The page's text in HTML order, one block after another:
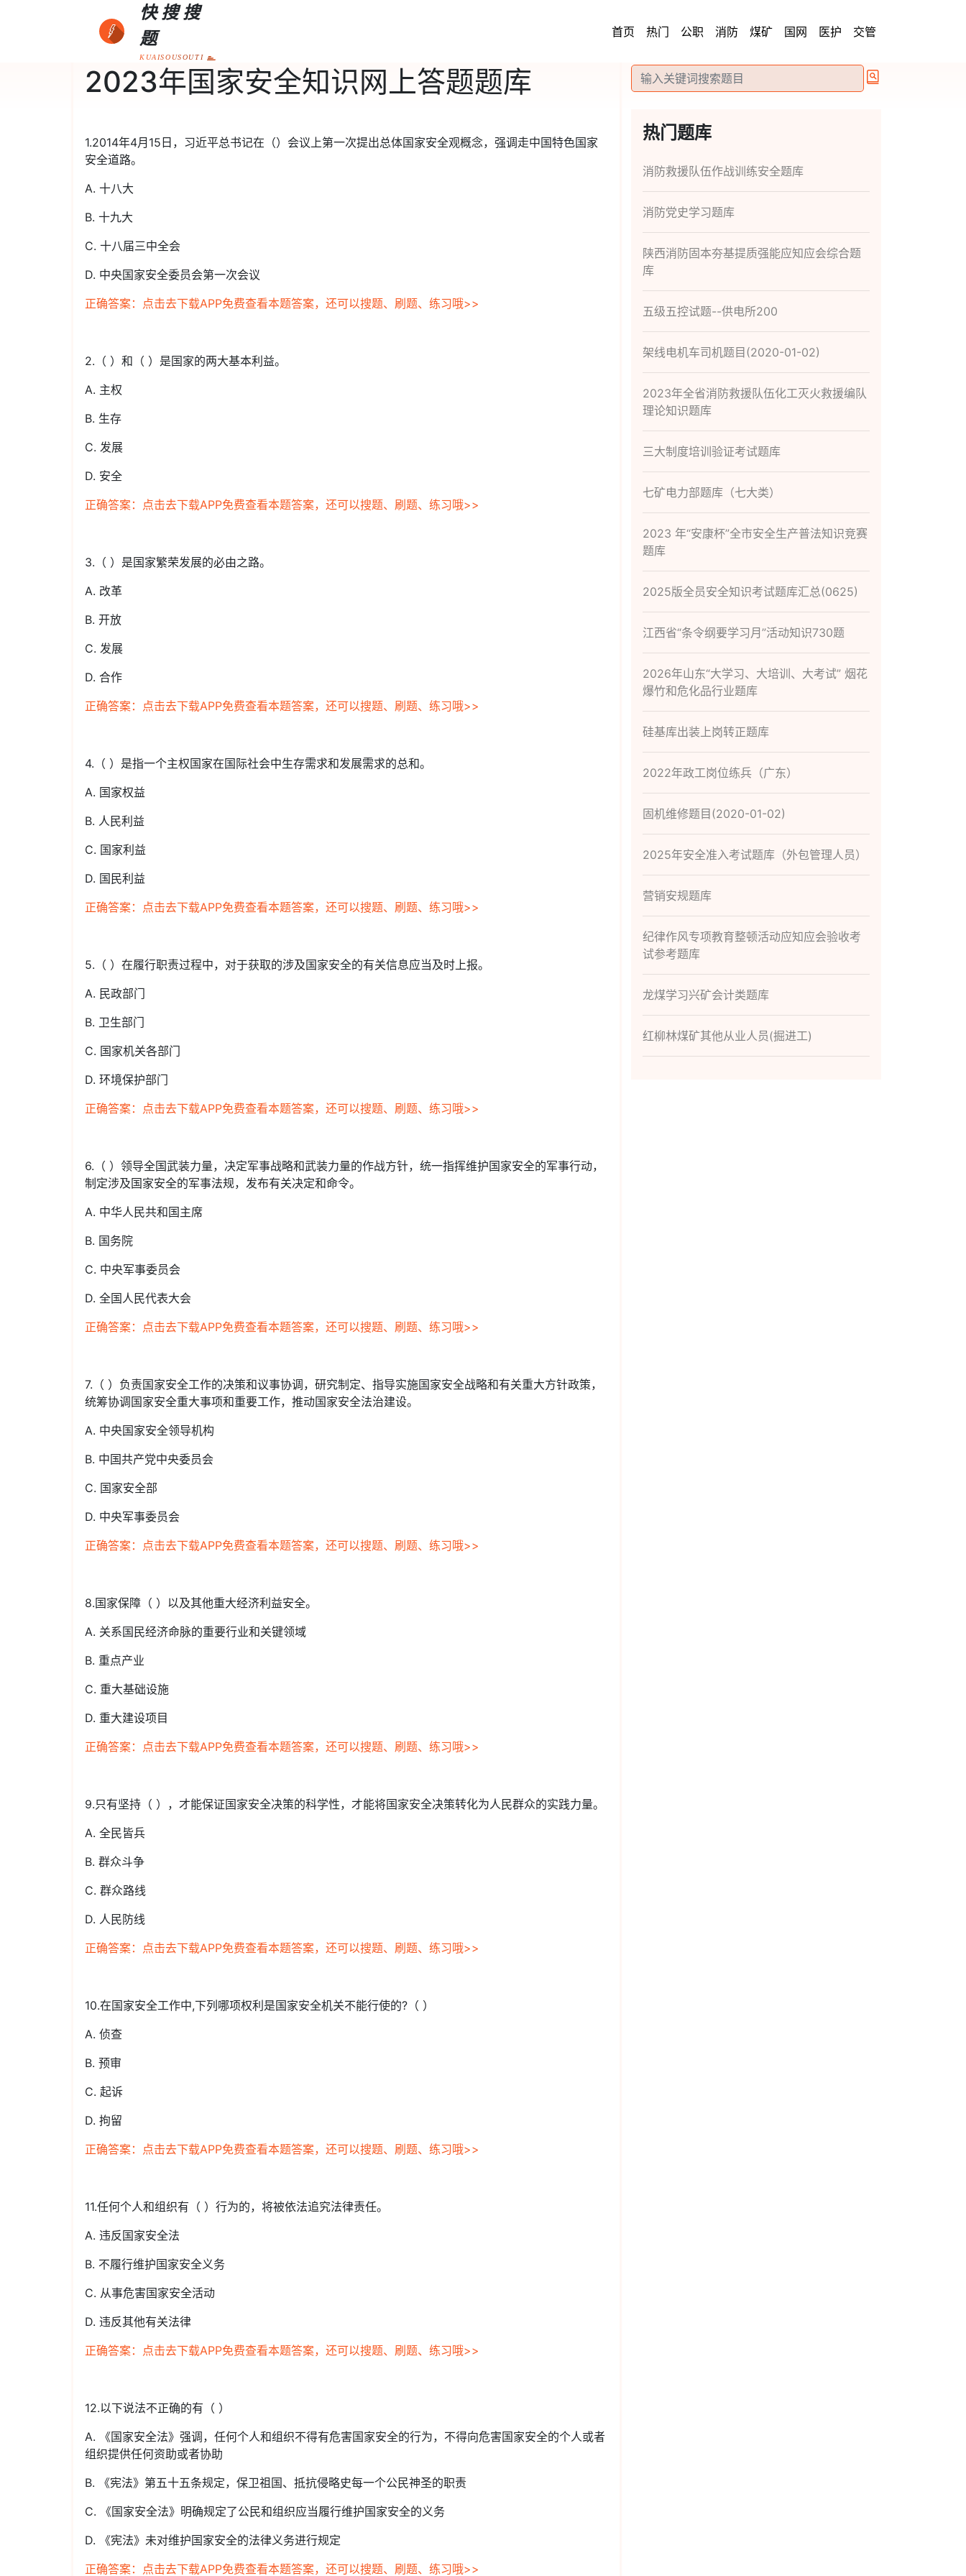
快搜搜
题
KUAISOUSOUTI
首页 热门 公职 消防 煤矿 国网 医护 交管
2023年国家安全知识网上答题题库
1.2014年4月15日，习近平总书记在（）会议上第一次提出总体国家安全观概念，强调走中国特色国家
安全道路。
A. 十八大
B. 十九大
C. 十八届三中全会
D. 中央国家安全委员会第一次会议
正确答案：点击去下载APP免费查看本题答案，还可以搜题、刷题、练习哦>>
2.（ ）和（ ）是国家的两大基本利益。
A. 主权
B. 生存
C. 发展
D. 安全
正确答案：点击去下载APP免费查看本题答案，还可以搜题、刷题、练习哦>>
3.（ ）是国家繁荣发展的必由之路。
A. 改革
B. 开放
C. 发展
D. 合作
正确答案：点击去下载APP免费查看本题答案，还可以搜题、刷题、练习哦>>
4.（ ）是指一个主权国家在国际社会中生存需求和发展需求的总和。
A. 国家权益
B. 人民利益
C. 国家利益
D. 国民利益
正确答案：点击去下载APP免费查看本题答案，还可以搜题、刷题、练习哦>>
5.（ ）在履行职责过程中，对于获取的涉及国家安全的有关信息应当及时上报。
A. 民政部门
B. 卫生部门
C. 国家机关各部门
D. 环境保护部门
正确答案：点击去下载APP免费查看本题答案，还可以搜题、刷题、练习哦>>
6.（ ）领导全国武装力量，决定军事战略和武装力量的作战方针，统一指挥维护国家安全的军事行动，
制定涉及国家安全的军事法规，发布有关决定和命令。
A. 中华人民共和国主席
B. 国务院
C. 中央军事委员会
D. 全国人民代表大会
正确答案：点击去下载APP免费查看本题答案，还可以搜题、刷题、练习哦>>
7.（ ）负责国家安全工作的决策和议事协调，研究制定、指导实施国家安全战略和有关重大方针政策，
统筹协调国家安全重大事项和重要工作，推动国家安全法治建设。
A. 中央国家安全领导机构
B. 中国共产党中央委员会
C. 国家安全部
D. 中央军事委员会
正确答案：点击去下载APP免费查看本题答案，还可以搜题、刷题、练习哦>>
8.国家保障（ ）以及其他重大经济利益安全。
A. 关系国民经济命脉的重要行业和关键领域
B. 重点产业
C. 重大基础设施
D. 重大建设项目
正确答案：点击去下载APP免费查看本题答案，还可以搜题、刷题、练习哦>>
9.只有坚持（ ），才能保证国家安全决策的科学性，才能将国家安全决策转化为人民群众的实践力量。
A. 全民皆兵
B. 群众斗争
C. 群众路线
D. 人民防线
正确答案：点击去下载APP免费查看本题答案，还可以搜题、刷题、练习哦>>
10.在国家安全工作中,下列哪项权利是国家安全机关不能行使的?（ ）
A. 侦查
B. 预审
C. 起诉
D. 拘留
正确答案：点击去下载APP免费查看本题答案，还可以搜题、刷题、练习哦>>
11.任何个人和组织有（ ）行为的，将被依法追究法律责任。
A. 违反国家安全法
B. 不履行维护国家安全义务
C. 从事危害国家安全活动
D. 违反其他有关法律
正确答案：点击去下载APP免费查看本题答案，还可以搜题、刷题、练习哦>>
12.以下说法不正确的有（ ）
A. 《国家安全法》强调，任何个人和组织不得有危害国家安全的行为，不得向危害国家安全的个人或者
组织提供任何资助或者协助
B. 《宪法》第五十五条规定，保卫祖国、抵抗侵略史每一个公民神圣的职责
C. 《国家安全法》明确规定了公民和组织应当履行维护国家安全的义务
D. 《宪法》未对维护国家安全的法律义务进行规定
正确答案：点击去下载APP免费查看本题答案，还可以搜题、刷题、练习哦>>
热门题库
消防救援队伍作战训练安全题库
消防党史学习题库
陕西消防固本夯基提质强能应知应会综合题
库
五级五控试题--供电所200
架线电机车司机题目(2020-01-02)
2023年全省消防救援队伍化工灭火救援编队
理论知识题库
三大制度培训验证考试题库
七矿电力部题库（七大类）
2023 年“安康杯”全市安全生产普法知识竞赛
题库
2025版全员安全知识考试题库汇总(0625)
江西省“条令纲要学习月”活动知识730题
2026年山东“大学习、大培训、大考试” 烟花
爆竹和危化品行业题库
硅基库出装上岗转正题库
2022年政工岗位练兵（广东）
固机维修题目(2020-01-02)
2025年安全准入考试题库（外包管理人员）
营销安规题库
纪律作风专项教育整顿活动应知应会验收考
试参考题库
龙煤学习兴矿会计类题库
红柳林煤矿其他从业人员(掘进工)